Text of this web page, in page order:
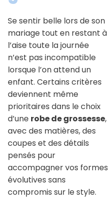
Se sentir belle lors de son
mariage tout en restant à
l’aise toute la journée
n’est pas incompatible
lorsque l’on attend un
enfant. Certains critères
deviennent même
prioritaires dans le choix
d’une robe de grossesse,
avec des matières, des
coupes et des détails
pensés pour
accompagner vos formes
évolutives sans
compromis sur le style.